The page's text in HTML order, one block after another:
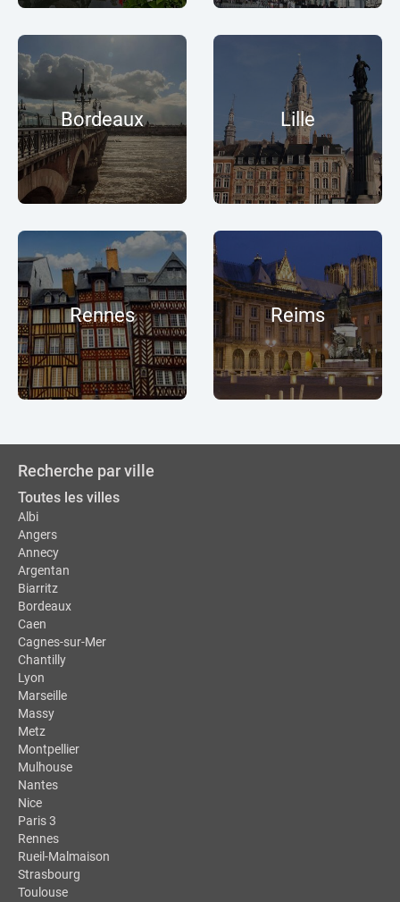
Bordeaux Lille
Rennes Reims
Recherche par ville
Toutes les villes
Albi
Angers
Annecy
Argentan
Biarritz
Bordeaux
Caen
Cagnes-sur-Mer
Chantilly
Lyon
Marseille
Massy
Metz
Montpellier
Mulhouse
Nantes
Nice
Paris 3
Rennes
Rueil-Malmaison
Strasbourg
Toulouse